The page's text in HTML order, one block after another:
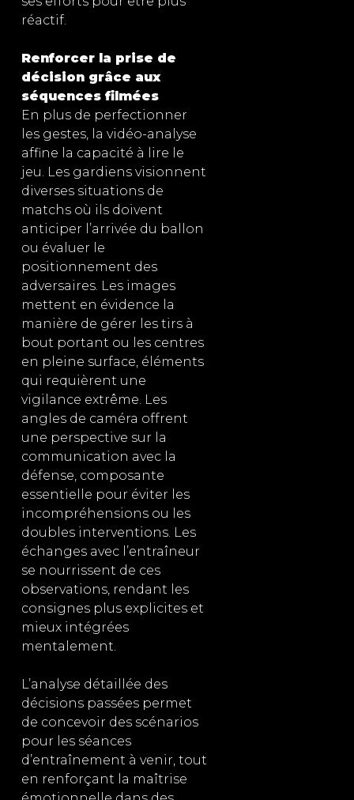
réactif.
Renforcer la prise de
décision grâce aux
séquences filmées
En plus de perfectionner
les gestes, la vidéo-analyse
affine la capacité à lire le
jeu. Les gardiens visionnent
diverses situations de
matchs où ils doivent
anticiper l’arrivée du ballon
ou évaluer le
positionnement des
adversaires. Les images
mettent en évidence la
manière de gérer les tirs à
bout portant ou les centres
en pleine surface, éléments
qui requièrent une
vigilance extrême. Les
angles de caméra offrent
une perspective sur la
communication avec la
défense, composante
essentielle pour éviter les
incompréhensions ou les
doubles interventions. Les
échanges avec l’entraîneur
se nourrissent de ces
observations, rendant les
consignes plus explicites et
mieux intégrées
mentalement.
L’analyse détaillée des
décisions passées permet
de concevoir des scénarios
pour les séances
d’entraînement à venir, tout
en renforçant la maîtrise